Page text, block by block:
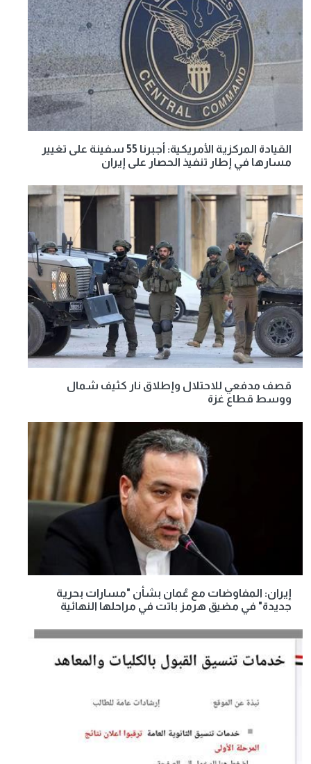
القيادة المركزية الأمريكية: أجبرنا 55 سفينة على تغيير
مسارها في إطار تنفيذ الحصار على إيران
قصف مدفعي للاحتلال وإطلاق نار كثيف شمال
ووسط قطاع غزة
إيران: المفاوضات مع عُمان بشأن "مسارات بحرية
جديدة" في مضيق هرمز باتت في مراحلها النهائية